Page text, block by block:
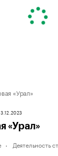
«Урал»
«Урал»
Деятельность